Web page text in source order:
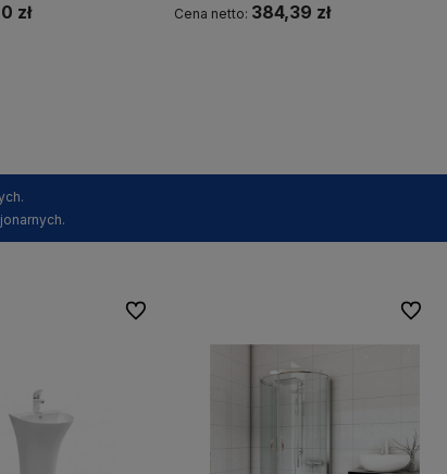
zł Cena netto: 384,39 zł
Do ulubionych Do